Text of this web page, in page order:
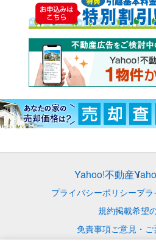
Yahoo!不動産
プライバシーポリシープ
規約掲載希望
免責事項ご意見・ご